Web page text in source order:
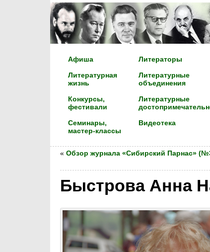
Афиша
Литературная
жизнь
Конкурсы,
фестивали
Семинары,
мастер-классы
Литераторы
Литературные
объединения
Литературные
Видеотека
« Обзор журнала «Сибирский Парнас»
Быстрова Анна